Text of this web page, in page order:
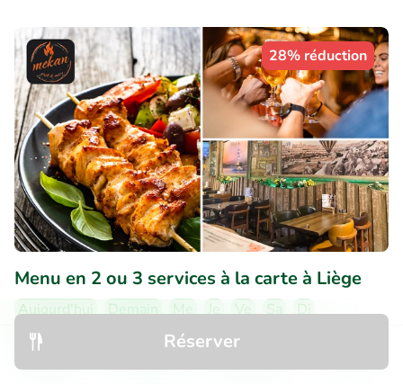
Réserver
28% réduction
Menu en 2 ou 3 services à la carte à Liège
Aujourd'hui Demain Me Je Ve Sa
Di
• 40 commentaires